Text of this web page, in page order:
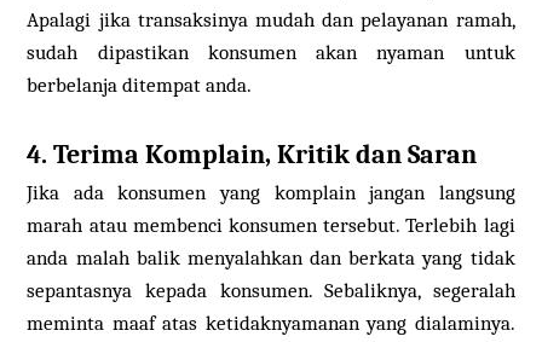
Apalagi jika transaksinya mudah dan pelayanan ramah,
sudah dipastikan konsumen akan nyaman untuk
berbelanja ditempat anda.
4. Terima Komplain, Kritik dan Saran
Jika ada konsumen yang komplain jangan langsung
marah atau membenci konsumen tersebut. Terlebih lagi
anda malah balik menyalahkan dan berkata yang tidak
sepantasnya kepada konsumen. Sebaliknya, segeralah
meminta maaf atas ketidaknyamanan yang dialaminya.